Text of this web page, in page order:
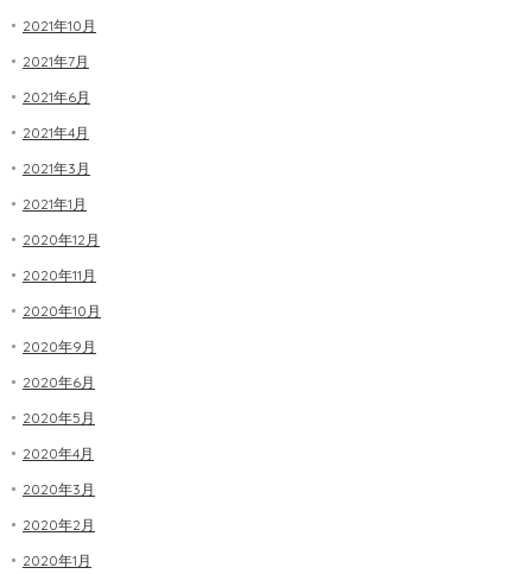
2021年10月
2021年7月
2021年6月
2021年4月
2021年3月
2021年1月
2020年12月
2020年11月
2020年10月
2020年9月
2020年6月
2020年5月
2020年4月
2020年3月
2020年2月
2020年1月